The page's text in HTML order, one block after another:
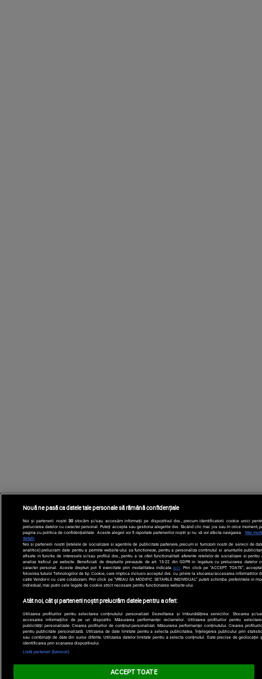
Nouă ne pasă ca datele tale personale să rămână confidențiale
Noi și partenerii noștri 30stocăm și/sau accesăm informații pe dispozitivul dvs., precum identificatorii cookie unici
prelucrarea datelor cu caracter personal. Puteți accepta sau gestiona alegerile dvs. făcând clic mai jos sau în orice moment,
pagina cu politica de confidențialitate. Aceste alegeri vor fi raportate partenerilor noștri și nu vă vor afecta navigarea.
Mai
detalii
Noi si partenerii nostri (retelele de socializare si agentiile de publicitate partenere, precum si furnizorii nostri de servicii de
analitice) prelucram date pentru a permite website-ului sa functioneze, pentru a personaliza continutul si anunturile
afisate in functie de interesele si/sau profilul dvs., pentru a va oferi functionalitati aferente retelelor de socializare si pentru
analiza traficul pe website. Beneficiati de drepturile prevazute de art. 15-22 din GDPR in legatura cu prelucrarea datelor
caracter personal. Aceste drepturi pot fi exercitate prin modalitatea indicataaici . Prin click pe “ACCEPT TOATE”,
folosirea tuturor Tehnologiilor de tip Cookie, care implica inclusiv acceptul dvs. cu privire la stocarea/accesarea informatiilor
catre Vendor-ii cu care colaboram. Prin click pe “VREAU SA MODIFIC SETARILE INDIVIDUAL” puteti schimba preferintele in
individual, mai putin cele legate de cookie strict necesare pentru functionarea website-ului.
Atât noi, cât și partenerii noștri prelucrăm datele pentru a oferi:
Utilizarea profilurilor pentru selectarea conținutului personalizat. Dezvoltarea și îmbunătățirea serviciilor. Stocarea și/
accesarea informațiilor de pe un dispozitiv. Măsurarea performanței reclamelor. Utilizarea profilurilor pentru
publicității personalizate. Crearea profilurilor de conținut personalizat. Măsurarea performanței conținutului. Crearea
pentru publicitate personalizată. Utilizarea de date limitate pentru a selecta publicitatea. Înțelegerea publicului prin
sau combinații de date din surse diferite. Utilizarea datelor limitate pentru a selecta conținutul. Date precise de geolocație
identificarea prin scanarea dispozitivului.
Listă parteneri (furnizori)
ACCEPT TOATE